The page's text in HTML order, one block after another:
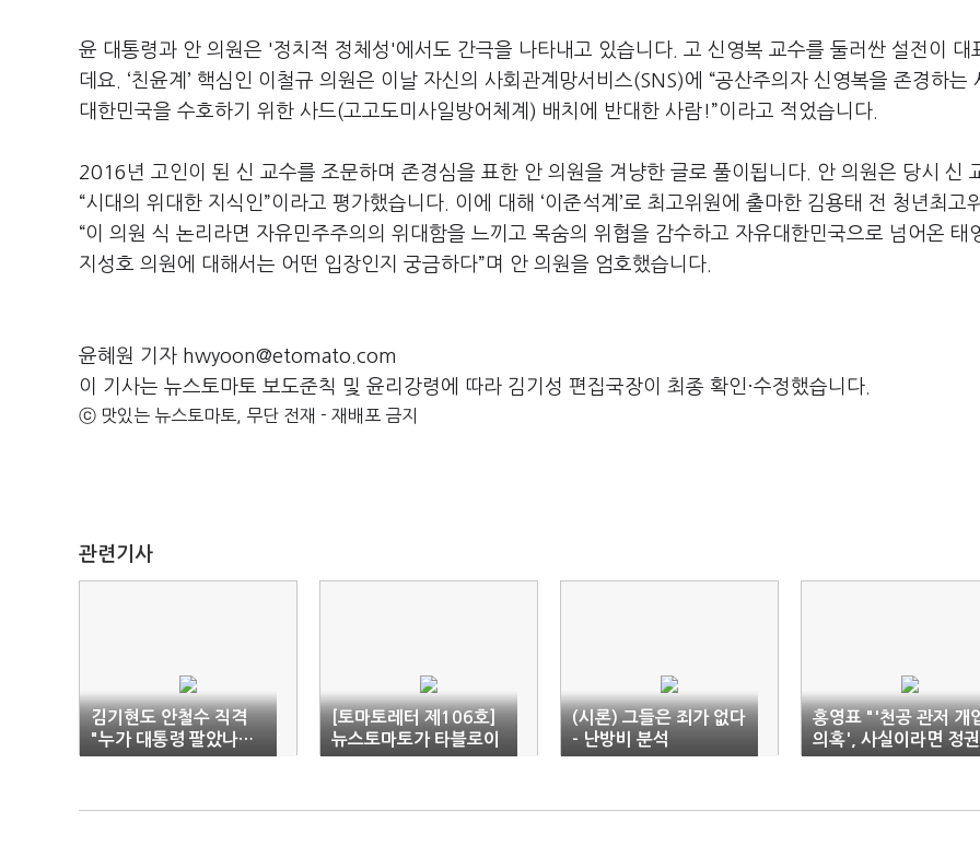
윤 대통령과 안 의원은 '정치적 정체성'에서도 간극을 나타내고 있습니다. 고 신영복 교수를 둘러싼 설전이 대
데요. ‘친윤계’ 핵심인 이철규 의원은 이날 자신의 사회관계망서비스(SNS)에 “공산주의자 신영복을 존경하는
대한민국을 수호하기 위한 사드(고고도미사일방어체계) 배치에 반대한 사람!”이라고 적었습니다.
2016년 고인이 된 신 교수를 조문하며 존경심을 표한 안 의원을 겨냥한 글로 풀이됩니다. 안 의원은 당시 신
“시대의 위대한 지식인”이라고 평가했습니다. 이에 대해 ‘이준석계’로 최고위원에 출마한 김용태 전 청년최고
“이 의원 식 논리라면 자유민주주의의 위대함을 느끼고 목숨의 위협을 감수하고 자유대한민국으로 넘어온 태
지성호 의원에 대해서는 어떤 입장인지 궁금하다”며 안 의원을 엄호했습니다.
윤혜원 기자 hwyoon@etomato.com
이 기사는 뉴스토마토 보도준칙 및 윤리강령에 따라 김기성 편집국장이 최종 확인·수정했습니다.
ⓒ 맛있는 뉴스토마토, 무단 전재 - 재배포 금지
관련기사
김기현도 안철수 직격
"누가 대통령 팔았나…
유체이탈"
[토마토레터 제106호]
뉴스토마토가 타블로이
드로 판형 변경한 이유
(시론) 그들은 죄가 없다
- 난방비 분석
홍영표 "'천공 관저 개
의혹', 사실이라면 정권
존립 흔드는 일"